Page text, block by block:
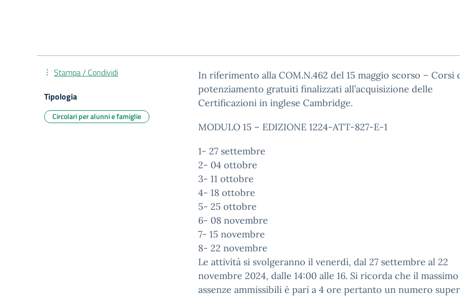
In riferimento alla COM.N.462 del 15 maggio scorso – Corsi
potenziamento gratuiti finalizzati all’acquisizione delle
Certificazioni in inglese Cambridge.
MODULO 15 – EDIZIONE 1224-ATT-827-E-1
1- 27 settembre
2- 04 ottobre
3- 11 ottobre
4- 18 ottobre
5- 25 ottobre
6- 08 novembre
7- 15 novembre
8- 22 novembre
Le attività si svolgeranno il venerdì, dal 27 settembre al 22
novembre 2024, dalle 14:00 alle 16. Si ricorda che il
assenze ammissibili è pari a 4 ore pertanto un numero
Stampa / Condividi
Tipologia
Circolari per alunni e famiglie